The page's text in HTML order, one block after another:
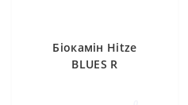
Біокамін Hitze
BLUES R